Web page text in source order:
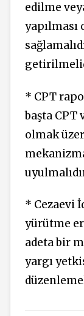
edilme
yapılması
* CPT
başta CPT
olmak
* Cezaevi
yürütme
adeta bir
yargı